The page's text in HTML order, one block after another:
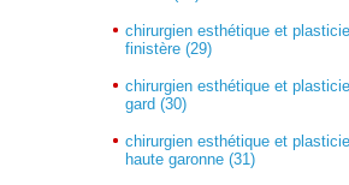
chirurgien esthétique et
finistère (29)
chirurgien esthétique et
gard (30)
chirurgien esthétique et
haute garonne (31)